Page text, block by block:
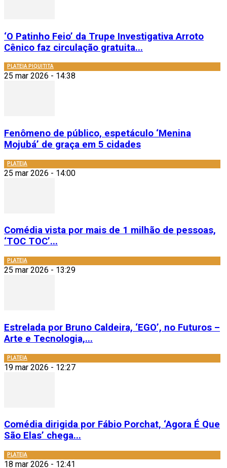
‘O Patinho Feio’ da Trupe Investigativa Arroto
Cênico faz circulação gratuita...
PLATEIA PIQUITITA
25 mar 2026 - 14:38
Fenômeno de público, espetáculo ‘Menina
Mojubá’ de graça em 5 cidades
PLATEIA
25 mar 2026 - 14:00
Comédia vista por mais de 1 milhão de pessoas,
‘TOC TOC’...
PLATEIA
25 mar 2026 - 13:29
Estrelada por Bruno Caldeira, ‘EGO’, no Futuros –
Arte e Tecnologia,...
PLATEIA
19 mar 2026 - 12:27
Comédia dirigida por Fábio Porchat, ‘Agora É Que
São Elas’ chega...
PLATEIA
18 mar 2026 - 12:41